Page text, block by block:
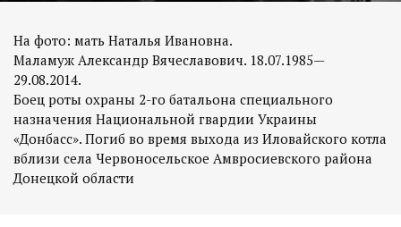
На фото: мать Наталья Ивановна.
Маламуж Александр Вячеславович. 18.07.1985—
29.08.2014.
Боец роты охраны 2-го батальона специального
назначения Национальной гвардии Украины
«Донбасс». Погиб во время выхода из Иловайского котла
вблизи села Червоносельское Амвросиевского района